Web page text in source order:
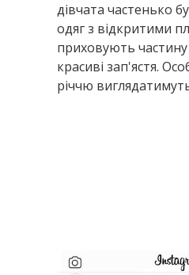
дівчата частенько
одяг з відкритими
приховують частину
красиві зап'ястя.
річчю